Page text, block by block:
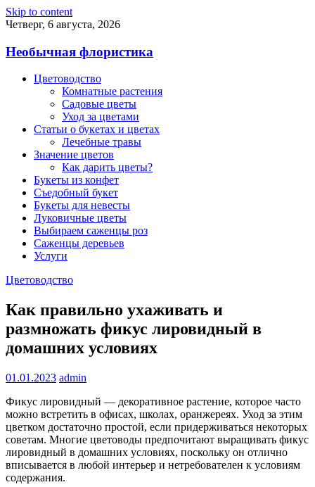
Skip to content
Четверг, 6 августа, 2026
Необычная флористика
Цветоводство
Комнатные растения
Садовые цветы
Уход за цветами
Статьи о букетах и цветах
Лечебные травы
Значение цветов
Как дарить цветы?
Букеты из конфет
Съедобный букет
Букеты для невесты
Луковичные цветы
Выбираем саженцы роз
Саженцы деревьев
Услуги
Цветоводство
Как правильно ухаживать и
размножать фикус лировидный в
домашних условиях
01.01.2023 admin
Фикус лировидный — декоративное растение, которое часто
можно встретить в офисах, школах, оранжереях. Уход за этим
цветком достаточно простой, если придерживаться некоторых
советам. Многие цветоводы предпочитают выращивать фикус
лировидный в домашних условиях, поскольку он отлично
вписывается в любой интерьер и нетребователен к условиям
содержания.